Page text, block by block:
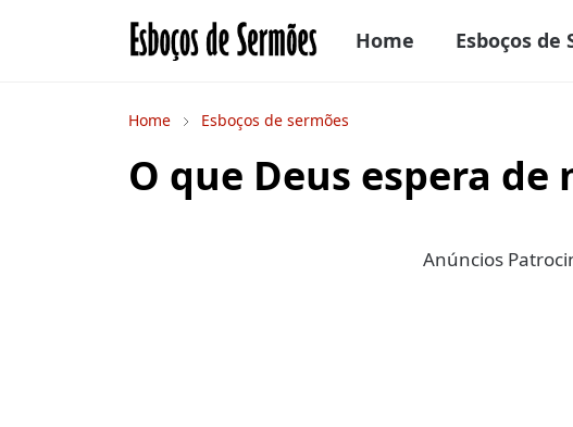
Home Esboços de
Home Esboços de sermões
O que Deus espera de
Anúncios